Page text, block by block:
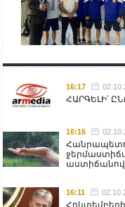
16:17
ՀԱՐԳԵԼԻ՛
16:16
աստիճանով
16:11